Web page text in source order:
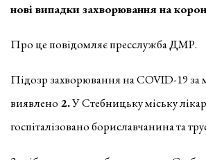
нові випадки захворювання на
Про це повідомляє пресслужба ДМР.
Підозр захворювання на COVID-19 за
виявлено 2.У Стебницьку міську
госпіталізовано бориславчанина та